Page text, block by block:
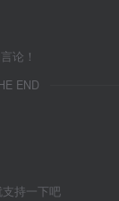
论！
END
支持一下吧